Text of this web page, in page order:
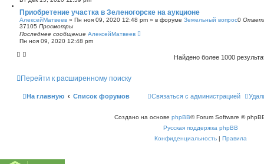
Приобретение участка в Зеленогорске на аукционе
АлексейМатвеев » Пн ноя 09, 2020 12:48 pm » в форуме Земельный вопрос0
37105 Просмотры
Последнее сообщение АлексейМатвеев
Пн ноя 09, 2020 12:48 pm
Найдено более 1000
Перейти к расширенному поиску
На главную Список форумов Связаться с администрацией
Создано на основе phpBB® Forum Software ©
Русская поддержка phpBB
Конфиденциальность | Правила